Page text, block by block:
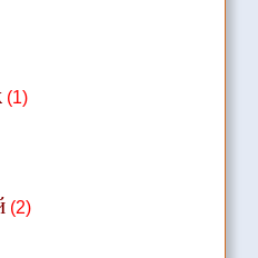
(1)
(2)